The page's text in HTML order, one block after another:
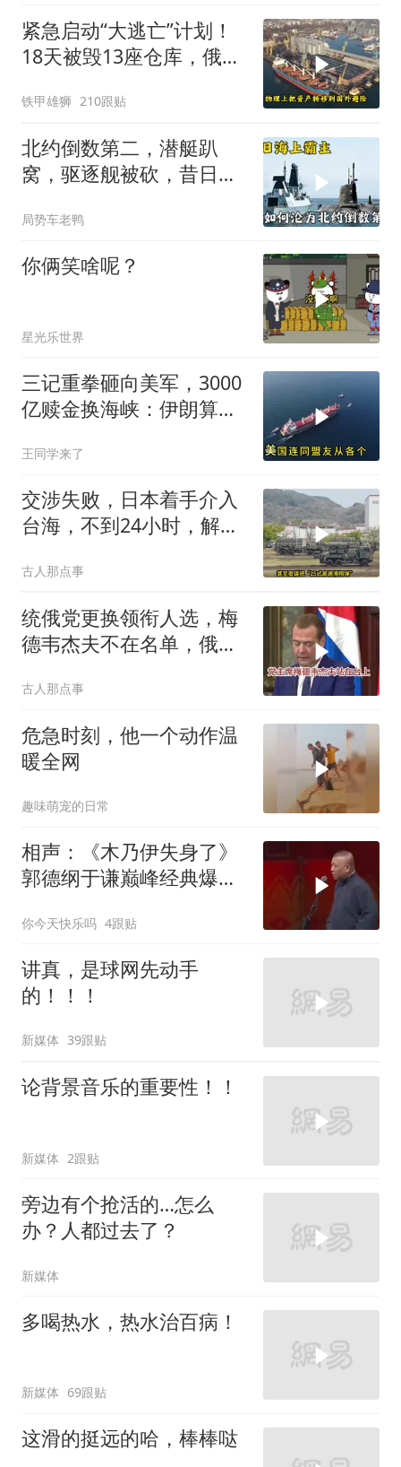
紧急启动“大逃亡”计划！
18天被毁13座仓库，俄电
策
铁甲雄狮 210跟贴
北约倒数第二，潜艇趴
窝，驱逐舰被砍，昔日的
局势车老鸭
你俩笑啥呢？
星光乐世界
三记重拳砸向美军，3000
亿赎金换海峡：伊朗算准
王同学来了
交涉失败，日本着手介入
台海，不到24小时，解放
古人那点事
统俄党更换领衔人选，梅
德韦杰夫不在名单，俄政
古人那点事
危急时刻，他一个动作温
暖全网
趣味萌宠的日常
相声：《木乃伊失身了》
郭德纲于谦巅峰经典爆笑
你今天快乐吗 4跟贴
讲真，是球网先动手
的！！！
新媒体 39跟贴
论背景音乐的重要性！！
新媒体 2跟贴
旁边有个抢活的…怎么
办？人都过去了？
新媒体
多喝热水，热水治百病！
新媒体 69跟贴
这滑的挺远的哈，棒棒哒